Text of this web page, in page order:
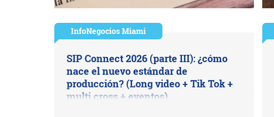
InfoNegocios Miami
SIP Connect 2026 (parte III): ¿cómo
nace el nuevo estándar de
producción? (Long video + Tik Tok +
multi cross + eventos)